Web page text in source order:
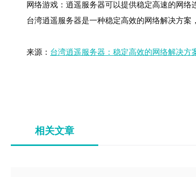
网络游戏：逍遥服务器可以提供稳定高速的网络
台湾逍遥服务器是一种稳定高效的网络解决方案
来源： 台湾逍遥服务器：稳定高效的网络解决方
相关文章